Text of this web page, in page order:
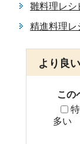
雛料理レシ
精進料理レ
より良
この
多い